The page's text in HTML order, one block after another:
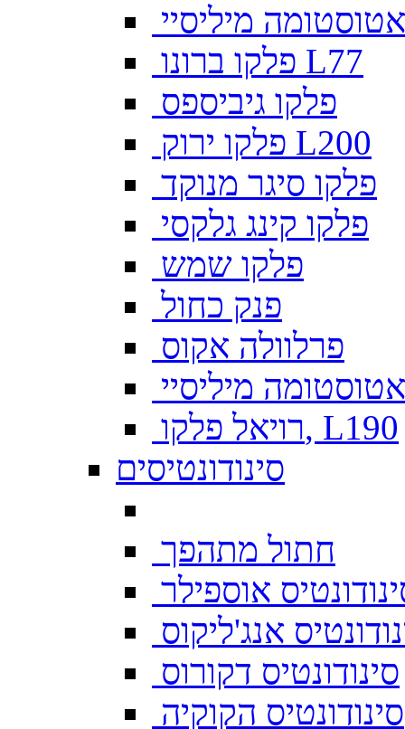
מיליסיי
פלקו ברונו L77
פלקו גיביספס
פלקו ירוק L200
פלקו סיגר מנוקד
פלקו קינג גלקסי
פלקו שמש
פנק כחול
פרלוולה אקוס
מיליסיי
רויאל פלקו, L190
סינודונטיסים
חתול מתהפך
אוספילר
אנג'ליקוס
סינודונטיס דקורוס
סינודונטיס הקוקיה